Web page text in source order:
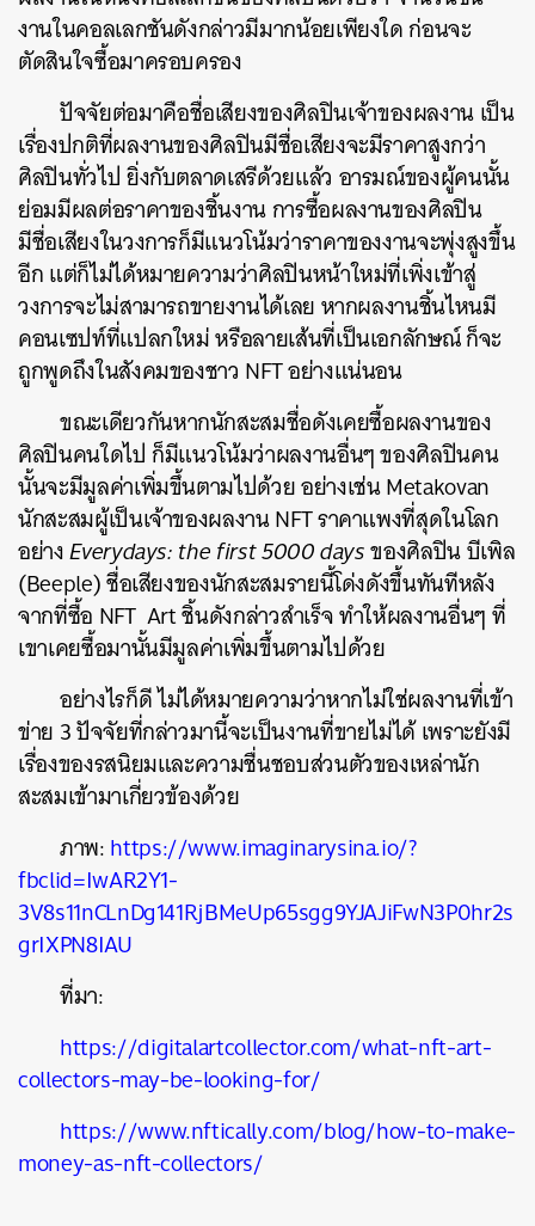
งานในคอลเลกชันดังกล่าวมีมากน้อยเพียงใด ก่อนจะ
ตัดสินใจซื้อมาครอบครอง
ปัจจัยต่อมาคือชื่อเสียงของศิลปินเจ้าของผลงาน เป็น
เรื่องปกติที่ผลงานของศิลปินมีชื่อเสียงจะมีราคาสูงกว่า
ศิลปินทั่วไป ยิ่งกับตลาดเสรีด้วยแล้ว อารมณ์ของผู้คนนั้น
ย่อมมีผลต่อราคาของชิ้นงาน การซื้อผลงานของศิลปิน
มีชื่อเสียงในวงการก็มีแนวโน้มว่าราคาของงานจะพุ่งสูงขึ้น
อีก แต่ก็ไม่ได้หมายความว่าศิลปินหน้าใหม่ที่เพิ่งเข้าสู่
วงการจะไม่สามารถขายงานได้เลย หากผลงานชิ้นไหนมี
คอนเซปท์ที่แปลกใหม่ หรือลายเส้นที่เป็นเอกลักษณ์ ก็จะ
ถูกพูดถึงในสังคมของชาว NFT อย่างแน่นอน
ขณะเดียวกันหากนักสะสมชื่อดังเคยซื้อผลงานของ
ศิลปินคนใดไป ก็มีแนวโน้มว่าผลงานอื่นๆ ของศิลปินคน
นั้นจะมีมูลค่าเพิ่มขึ้นตามไปด้วย อย่างเช่น Metakovan
นักสะสมผู้เป็นเจ้าของผลงาน NFT ราคาแพงที่สุดในโลก
อย่างEverydays: the first 5000 daysของศิลปิน บีเพิล
(Beeple) ชื่อเสียงของนักสะสมรายนี้โด่งดังขึ้นทันทีหลัง
จากที่ซื้อ NFT Art ชิ้นดังกล่าวสำเร็จ ทำให้ผลงานอื่นๆ ที่
เขาเคยซื้อมานั้นมีมูลค่าเพิ่มขึ้นตามไปด้วย
อย่างไรก็ดี ไม่ได้หมายความว่าหากไม่ใช่ผลงานที่เข้า
ข่าย 3 ปัจจัยที่กล่าวมานี้จะเป็นงานที่ขายไม่ได้ เพราะยังมี
เรื่องของรสนิยมและความชื่นชอบส่วนตัวของเหล่านัก
สะสมเข้ามาเกี่ยวข้องด้วย
ภาพ:https://www.imaginarysina.io/?
fbclid=IwAR2Y1-
3V8s11nCLnDg141RjBMeUp65sgg9YJAJiFwN3P0hr2s
grIXPN8IAU
ที่มา:
https://digitalartcollector.com/what-nft-art-
collectors-may-be-looking-for/
https://www.nftically.com/blog/how-to-make-
money-as-nft-collectors/
ค้นหา
SHARE TWEET LINE EMAIL